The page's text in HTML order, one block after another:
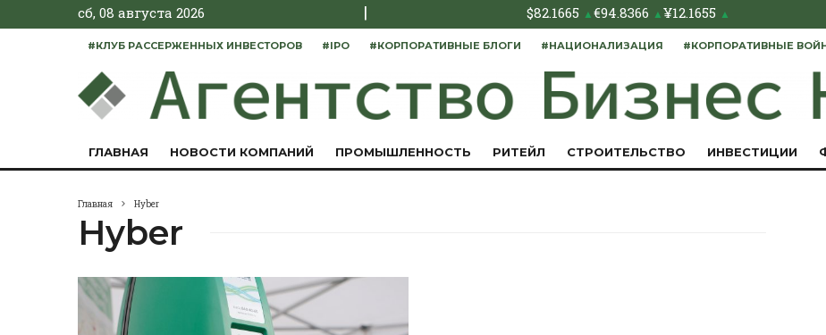
сб, 08 августа 2026 | $82.1665 ▲€94.8366 ▲¥12.1655 ▲
#КЛУБ РАССЕРЖЕННЫХ ИНВЕСТОРОВ #IPO #КОРПОРАТИВНЫЕ БЛОГИ #НАЦИОНАЛИЗАЦИЯ #КОРПОРАТИВНЫЕ
ГЛАВНАЯ НОВОСТИ КОМПАНИЙ ПРОМЫШЛЕННОСТЬ РИТЕЙЛ СТРОИТЕЛЬСТВО ИНВЕСТИЦИИ
Главная Hyber
Hyber